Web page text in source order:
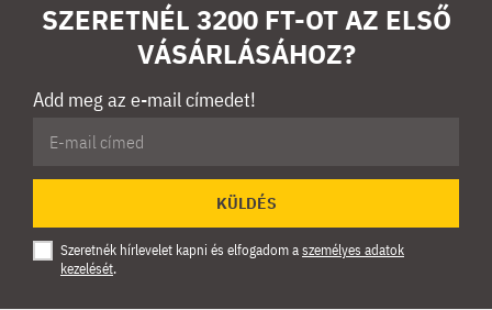
SZERETNÉL 3200 FT-OT AZ ELSŐ
VÁSÁRLÁSÁHOZ?
Add meg az e-mail címedet!
KÜLDÉS
Szeretnék hírlevelet kapni és elfogadom aszemélyes adatok
kezelését.